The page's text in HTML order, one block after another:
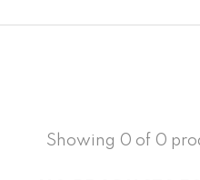
Showing 0 of 0